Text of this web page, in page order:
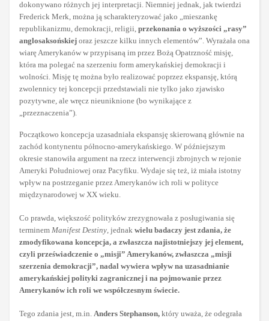
dokonywano różnych jej interpretacji. Niemniej jednak, jak twierdzi
Frederick Merk, można ją scharakteryzować jako „mieszankę
republikanizmu, demokracji, religii, przekonania o wyższości „rasy”
anglosaksońskiej oraz jeszcze kilku innych elementów”. Wyrażała ona
wiarę Amerykanów w przypisaną im przez Bożą Opatrzność misję,
która ma polegać na szerzeniu form amerykańskiej demokracji i
wolności. Misję tę można było realizować poprzez ekspansję, którą
zwolennicy tej koncepcji przedstawiali nie tylko jako zjawisko
pozytywne, ale wręcz nieuniknione (bo wynikające z
„przeznaczenia”).
Początkowo koncepcja uzasadniała ekspansję skierowaną głównie na
zachód kontynentu północno-amerykańskiego. W późniejszym
okresie stanowiła argument na rzecz interwencji zbrojnych w rejonie
Ameryki Południowej oraz Pacyfiku. Wydaje się też, iż miała istotny
wpływ na postrzeganie przez Amerykanów ich roli w polityce
międzynarodowej w XX wieku.
Co prawda, większość polityków zrezygnowała z posługiwania się
terminem Manifest Destiny, jednak wielu badaczy jest zdania, że
zmodyfikowana koncepcja, a zwłaszcza najistotniejszy jej element,
czyli przeświadczenie o „misji” Amerykanów, zwłaszcza „misji
szerzenia demokracji”, nadal wywiera wpływ na uzasadnianie
amerykańskiej polityki zagranicznej i na pojmowanie przez
Amerykanów ich roli we współczesnym świecie.
Tego zdania jest, m.in. Anders Stephanson, który uważa, że odegrała